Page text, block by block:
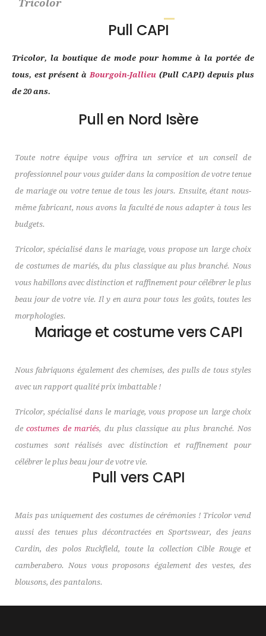
Pull en Nord Isère
Toute notre équipe vous offrira un service et un conseil de
professionnel pour vous guider dans la composition de votre tenue
de mariage ou votre tenue de tous les jours. Ensuite, étant nous-
même fabricant, nous avons la faculté de nous adapter à tous les
budgets.
Tricolor, spécialisé dans le mariage, vous propose un large choix
de costumes de mariés, du plus classique au plus branché. Nous
vous habillons avec distinction et raffinement pour célébrer le plus
beau jour de votre vie. Il y en aura pour tous les goûts, toutes les
morphologies.
Mariage et costume vers CAPI
Nous fabriquons également des chemises, des pulls de tous styles
avec un rapport qualité prix imbattable !
Tricolor, spécialisé dans le mariage, vous propose un large choix
decostumes de mariés, du plus classique au plus branché. Nos
costumes sont réalisés avec distinction et raffinement pour
célébrer le plus beau jour de votre vie.
Pull vers CAPI
Mais pas uniquement des costumes de cérémonies ! Tricolor vend
aussi des tenues plus décontractées en Sportswear, des jeans
Cardin, des polos Ruckfield, toute la collection Cible Rouge et
camberabero. Nous vous proposons également des vestes, des
blousons, des pantalons.
Tricolor
Pull CAPI
Tricolor, la boutique de mode pour homme à la portée de
tous, est présent àBourgoin-Jallieu (Pull CAPI) depuis plus
de 20 ans.